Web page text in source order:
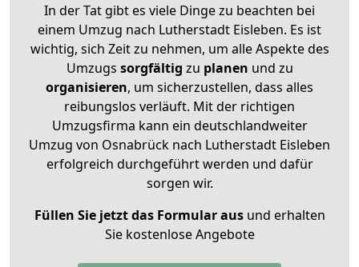
In der Tat gibt es viele Dinge zu beachten bei
einem Umzug nach Lutherstadt Eisleben. Es ist
wichtig, sich Zeit zu nehmen, um alle Aspekte des
Umzugs sorgfältig zu planen und zu
organisieren, um sicherzustellen, dass alles
reibungslos verläuft. Mit der richtigen
Umzugsfirma kann ein deutschlandweiter
Umzug von Osnabrück nach Lutherstadt Eisleben
erfolgreich durchgeführt werden und dafür
sorgen wir.
Füllen Sie jetzt das Formular ausund erhalten
Sie kostenlose Angebote